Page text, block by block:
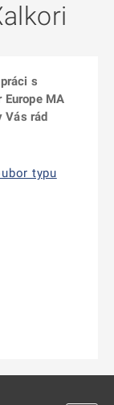
s
MA
Vás rád
typu
kartě